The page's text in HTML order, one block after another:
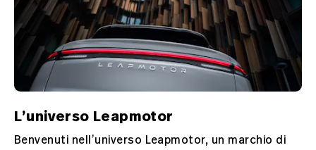
L’universo Leapmotor
Benvenuti nell’universo Leapmotor, un marchio di